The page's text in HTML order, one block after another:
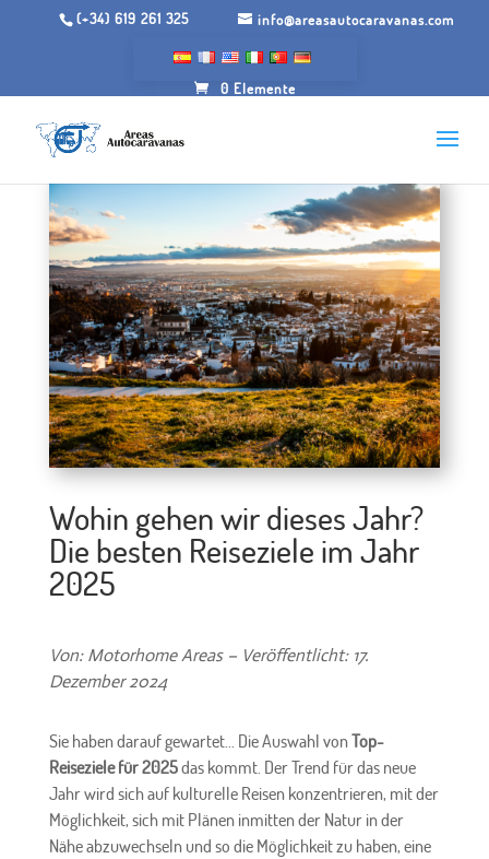
(+34) 619 261 325 info@areasautocaravanas.com
0 Elemente
Wohin gehen wir dieses Jahr?
Die besten Reiseziele im Jahr
2025
Von: Motorhome Areas – Veröffentlicht: 17.
Dezember 2024
Sie haben darauf gewartet... Die Auswahl vonTop-
Reiseziele für 2025das kommt. Der Trend für das neue
Jahr wird sich auf kulturelle Reisen konzentrieren, mit der
Möglichkeit, sich mit Plänen inmitten der Natur in der
Nähe abzuwechseln und so die Möglichkeit zu haben, eine